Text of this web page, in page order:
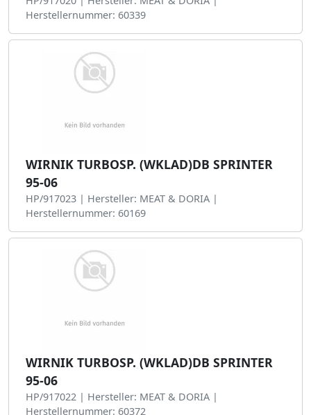
Herstellernummer: 60339
WIRNIK TURBOSP. (WKLAD)DB SPRINTER
95-06
HP/917023 | Hersteller: MEAT & DORIA |
Herstellernummer: 60169
WIRNIK TURBOSP. (WKLAD)DB SPRINTER
95-06
HP/917022 | Hersteller: MEAT & DORIA |
Herstellernummer: 60372